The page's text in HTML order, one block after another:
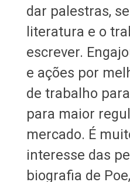
dar palestras,
literatura e o
escrever.
e ações por
de trabalho
para maior
mercado. É
interesse das
biografia de